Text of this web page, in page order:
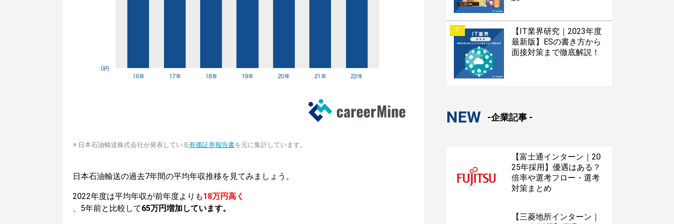
※ 日本石油輸送株式会社が発表している有価証券報告書を元に集計しています。
日本石油輸送の過去7年間の平均年収推移を見てみましょう。
2022年度は平均年収が前年度よりも18万円高く
、5年前と比較して65万円増加しています。
5
【IT業界研究｜2023年度
最新版】ESの書き方から
面接対策まで徹底解説！
NEW -企業記事 -
【富士通インターン｜20
25年採用】優遇はある？
倍率や選考フロー・選考
対策まとめ
【三菱地所インターン｜